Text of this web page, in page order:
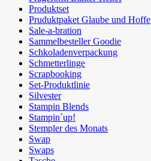
Produktset
Pruduktpaket Glaube und Hoffe
Sale-a-bration
Sammelbesteller Goodie
Schkoladenverpackung
Schmetterlinge
Scrapbooking
Set-Produktlinie
Silvester
Stampin Blends
Stampin´up!
Stempler des Monats
Swap
Swaps